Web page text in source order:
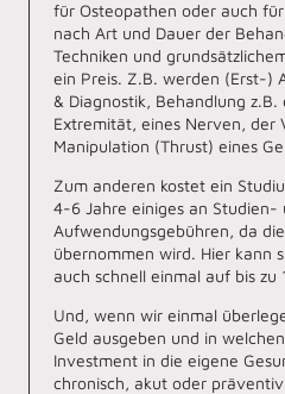
für Osteopathen oder auch
nach Art und Dauer der
Techniken und
ein Preis. Z.B. werden (Erst-)
& Diagnostik, Behandlung
Extremität, eines Nerven, der
Manipulation (Thrust) eines
Zum anderen kostet ein
4-6 Jahre einiges an Studien-
Aufwendungsgebühren, da
übernommen wird. Hier kann
auch schnell einmal auf bis
Und, wenn wir einmal
Geld ausgeben und in
Investment in die eigene
chronisch, akut oder